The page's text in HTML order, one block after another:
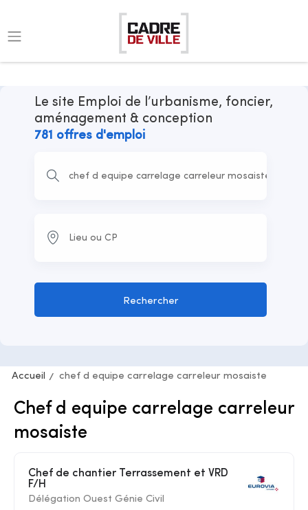
Le site Emploi de l’urbanisme, foncier,
aménagement & conception
781 offres d'emploi
Rechercher
Accueil chef d equipe carrelage carreleur mosaiste
Chef d equipe carrelage carreleur
mosaiste
Chef de chantier Terrassement et VRD
F/H
Délégation Ouest Génie Civil